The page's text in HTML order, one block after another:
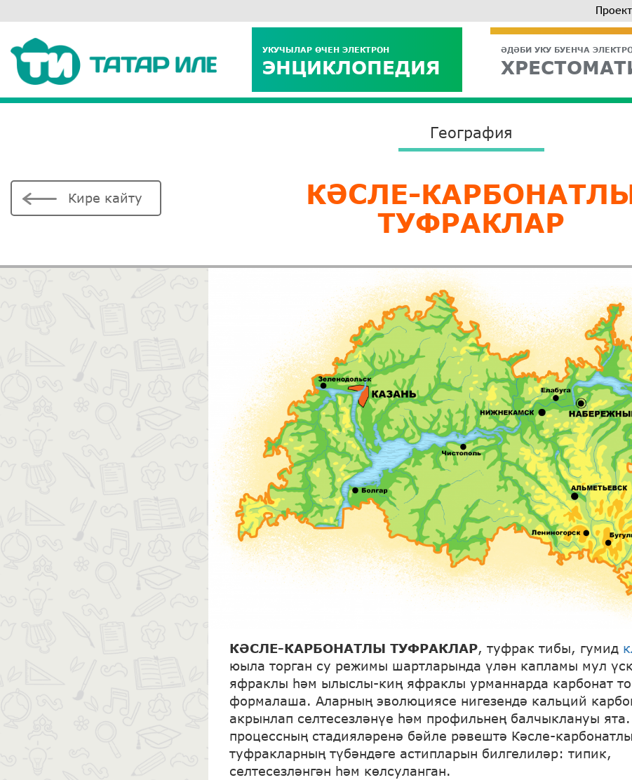
УКУЧЫЛАР ӨЧЕН ЭЛЕКТРОН
ЭНЦИКЛОПЕДИЯ
ӘДӘБИ УКУ БУЕНЧА
Кире кайту
География
КӘСЛЕ-
ТУФРАКЛАР
КӘСЛЕ-КАРБОНАТЛЫ ТУФРАКЛАР, туфрак тибы, гумид
юыла торган су режимы шартларында үлән капламы мул
яфраклы һәм ылыслы-киң яфраклы урманнарда карбонат
формалаша. Аларның эволюциясе нигезендә кальций
акрынлап селтесезләнүе һәм профильнең балчыклануы
процессның стадияләренә бәйле рәвештә Кәсле-карбонатлы
туфракларның түбәндәге астипларын билгелиләр: типик,
селтесезләнгән һәм көлсуланган.